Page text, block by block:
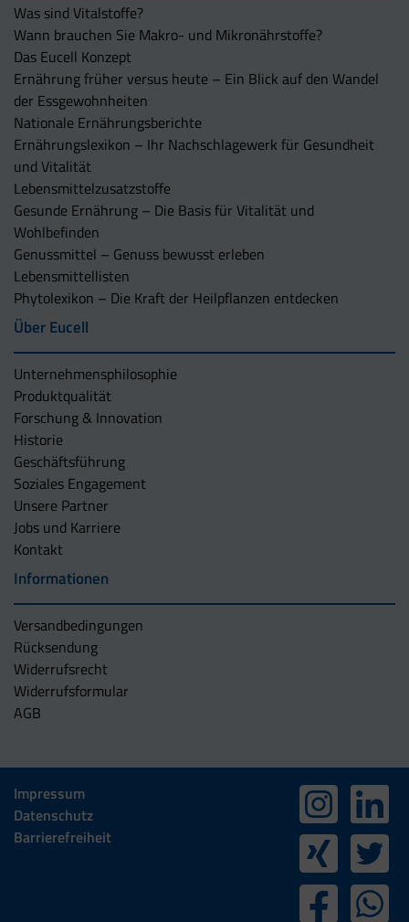
Was sind Vitalstoffe?
Wann brauchen Sie Makro- und Mikronährstoffe?
Das Eucell Konzept
Ernährung früher versus heute – Ein Blick auf den Wandel
der Essgewohnheiten
Nationale Ernährungsberichte
Ernährungslexikon – Ihr Nachschlagewerk für Gesundheit
und Vitalität
Lebensmittelzusatzstoffe
Gesunde Ernährung – Die Basis für Vitalität und
Wohlbefinden
Genussmittel – Genuss bewusst erleben
Lebensmittellisten
Phytolexikon – Die Kraft der Heilpflanzen entdecken
Über Eucell
Unternehmens­philosophie
Produktqualität
Forschung & Innovation
Historie
Geschäftsführung
Soziales Engagement
Unsere Partner
Jobs und Karriere
Kontakt
Informationen
Versandbedingungen
Rücksendung
Widerrufsrecht
Widerrufsformular
AGB
Impressum
Datenschutz
Barrierefreiheit